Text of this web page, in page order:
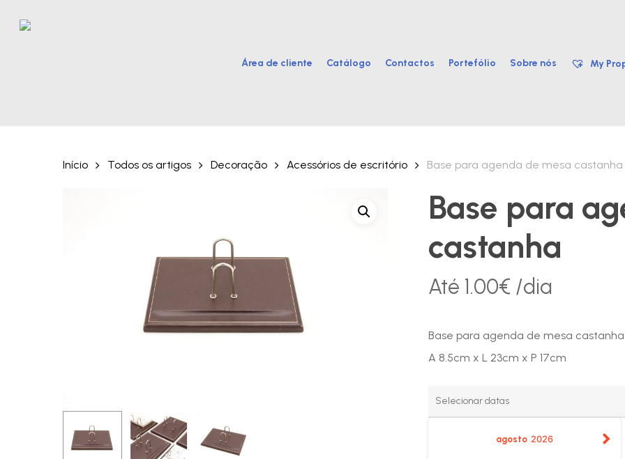
Área de cliente Catálogo Contactos Portefólio Sobre nós My
Início Todos os artigos Decoração Acessórios de escritório Base para agenda de mesa castanha
Base para
castanha
Até 1.00€ /dia
Base para agenda de mesa castanha
A 8.5cm x L 23cm x P 17cm
agosto 2026